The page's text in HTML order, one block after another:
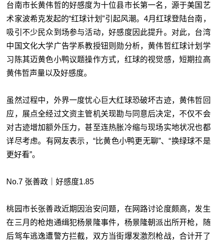
台南市长黄伟哲的好感度为十位县市长第一名，源于美国艺
术家波希克发起的“红球计划”引起风潮。4月红球登陆台南，
吸引不少民众到场参与活动，好感度因此提升。对此，台湾
中国文化大学广告学系教授钮则勋分析，黄伟哲红球计划学
习陈其迈黄色小鸭议题操作方式，红球的视觉感，短期拉高
黄伟哲声量以及好感度。
虽然过程中，外界一度忧心巨大红球恐破坏古迹，黄伟哲回
应，展点全经过文资主管机关现勘与同意后决定，不仅不会
对古迹增加额外压力，甚至连热胀冷缩与现场实地状况也都
详尽考虑。有网友表示，“比黄色小鸭更无聊”、“换绿球不是
更好看”。
No.7 张善政｜好感度1.85
桃园市长张善政近期因治安问题，在网路讨论度颇高，发生
在三月的枪炮通缉犯杨景隆事件，杨景隆朝派出所开枪，随
后驾车逃逸遭警方拦截，双方当街爆发激烈枪战，合计开了